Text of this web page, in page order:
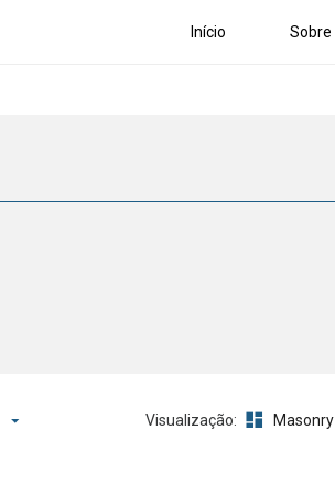
Início Sobre
Visualização: Masonry